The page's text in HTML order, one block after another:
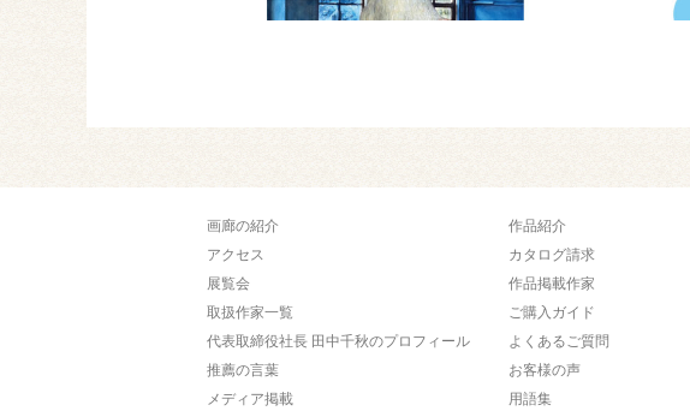
画廊の紹介
アクセス
展覧会
取扱作家一覧
代表取締役社長 田中千秋のプロフィール
推薦の言葉
メディア掲載
作品紹介
カタログ請求
作品掲載作家
ご購入ガイド
よくあるご質問
お客様の声
用語集